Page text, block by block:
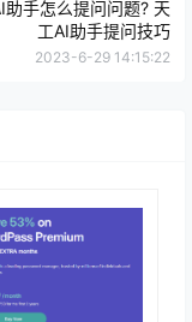
助手怎么提问问题? 天
工AI助手提问技巧
2023-6-29 14:15:22